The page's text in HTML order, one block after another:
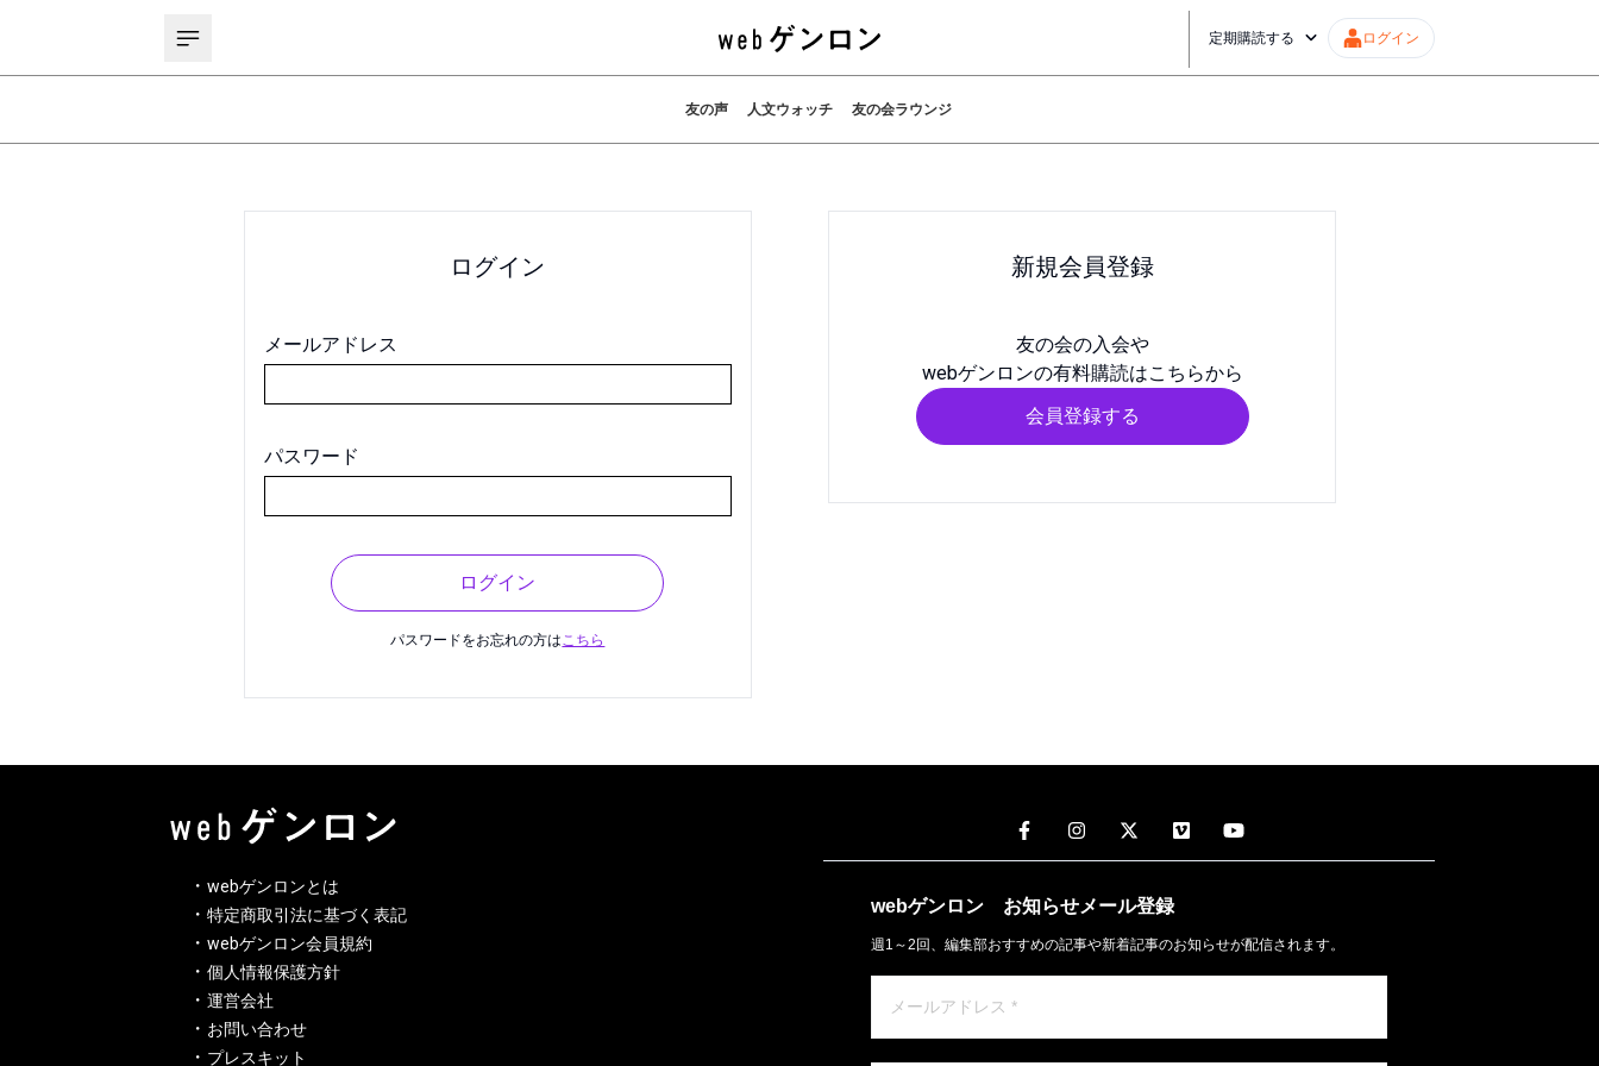
定期購読する ログイン
友の声 人文ウォッチ 友の会ラウンジ
ログイン
メールアドレス
パスワード
ログイン
パスワードをお忘れの方はこちら
新規会員登録
友の会の入会や
webゲンロンの有料購読はこちらから
会員登録する
webゲンロンとは
特定商取引法に基づく表記
webゲンロン会員規約
個人情報保護方針
運営会社
お問い合わせ
プレスキット
webゲンロン お知らせメール登録
週1～2回、編集部おすすめの記事や新着記事のお知らせが配信されます。